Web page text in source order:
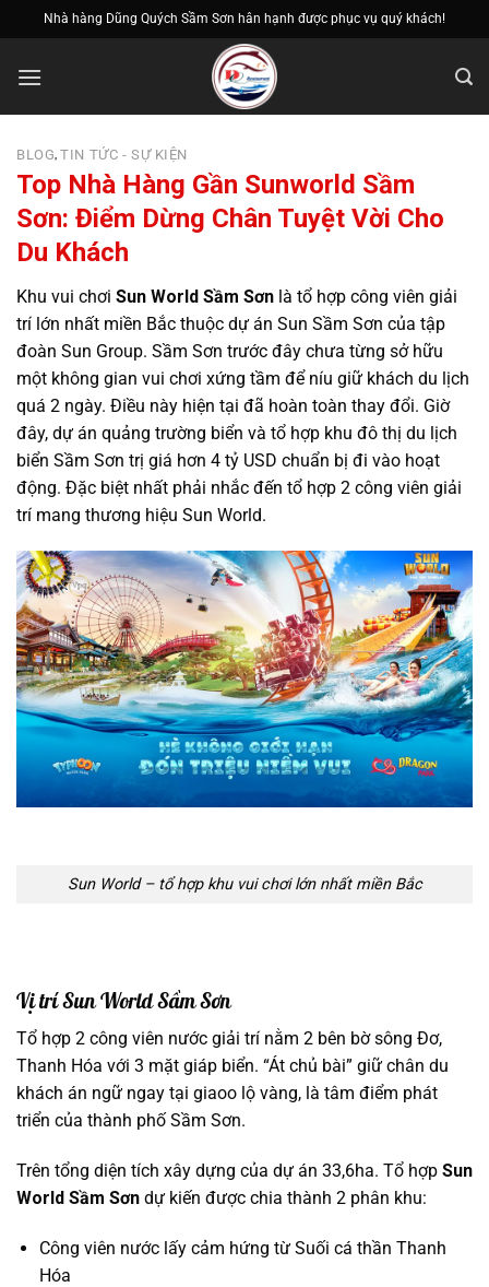
qua
nội
Nhà hàng Dũng Quých Sầm Sơn hân hạnh được phục vụ quý khách!
BLOG,TIN TỨC - SỰ KIỆN
Top Nhà Hàng Gần Sunworld Sầm
Sơn: Điểm Dừng Chân Tuyệt Vời Cho
Du Khách
Khu vui chơi Sun World Sầm Sơn là tổ hợp công viên giải
trí lớn nhất miền Bắc thuộc dự án Sun Sầm Sơn của tập
đoàn Sun Group. Sầm Sơn trước đây chưa từng sở hữu
một không gian vui chơi xứng tầm để níu giữ khách du lịch
quá 2 ngày. Điều này hiện tại đã hoàn toàn thay đổi. Giờ
đây, dự án quảng trường biển và tổ hợp khu đô thị du lịch
biển Sầm Sơn trị giá hơn 4 tỷ USD chuẩn bị đi vào hoạt
động. Đặc biệt nhất phải nhắc đến tổ hợp 2 công viên giải
trí mang thương hiệu Sun World.
Sun World – tổ hợp khu vui chơi lớn nhất miền Bắc
Vị trí Sun World Sầm Sơn
Tổ hợp 2 công viên nước giải trí nằm 2 bên bờ sông Đơ,
Thanh Hóa với 3 mặt giáp biển. “Át chủ bài” giữ chân du
khách án ngữ ngay tại giaoo lộ vàng, là tâm điểm phát
triển của thành phố Sầm Sơn.
Trên tổng diện tích xây dựng của dự án 33,6ha. Tổ hợp Sun
World Sầm Sơn dự kiến được chia thành 2 phân khu:
Công viên nước lấy cảm hứng từ Suối cá thần Thanh
Hóa